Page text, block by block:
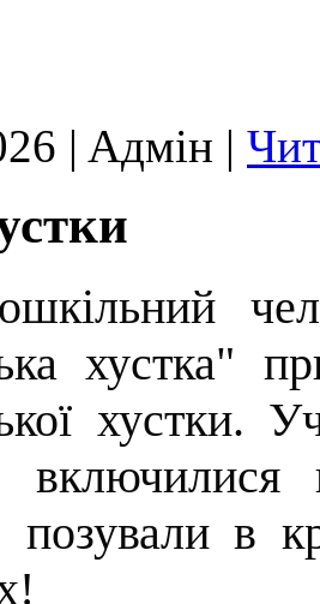
| Aдмін |
хустка"
хустки.
позували в